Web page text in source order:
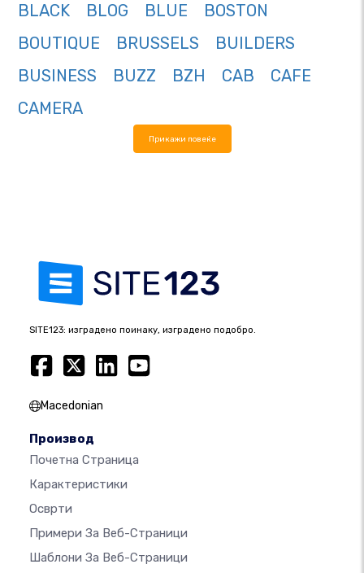
BLACK
BLOG BLUE
BOSTON
BOUTIQUE
BRUSSELS
BUILDERS
BUSINESS
BUZZ BZH CAB
CAFE
CAMERA
Прикажи повеќе
SITE123: изградено поинаку, изградено подобро.
Macedonian
Производ
Почетна Страница
Карактеристики
Осврти
Примери За Веб-Страници
Шаблони За Веб-Страници